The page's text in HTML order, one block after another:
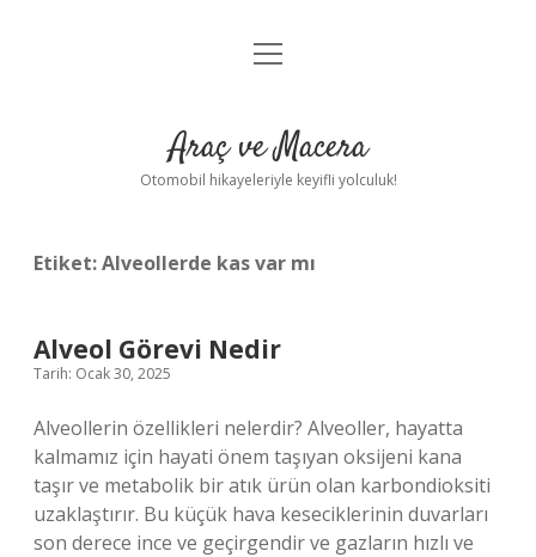
Anasayfa
Yasal Uyarı
menüyü
Araç ve Macera
Otomobil hikayeleriyle keyifli yolculuk!
Etiket:Alveollerde kas var mı
Alveol Görevi Nedir
Tarih: Ocak 30, 2025
Alveollerin özellikleri nelerdir? Alveoller, hayatta
kalmamız için hayati önem taşıyan oksijeni kana
taşır ve metabolik bir atık ürün olan karbondioksiti
uzaklaştırır. Bu küçük hava keseciklerinin duvarları
son derece ince ve geçirgendir ve gazların hızlı ve